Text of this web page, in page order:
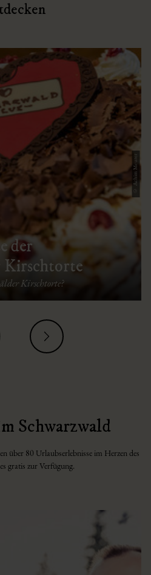
der
Kirschtorte
Kirschtorte?
© Achim Meurer
Schwarzwald
über 80 Urlaubserlebnisse im Herzen des
gratis zur Verfügung.